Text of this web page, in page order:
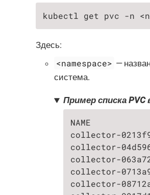
kubectl get pvc -n
Здесь:
<namespace> —
система.
Пример списка PVC
NAME
collector-
collector-
collector-
collector-
collector-